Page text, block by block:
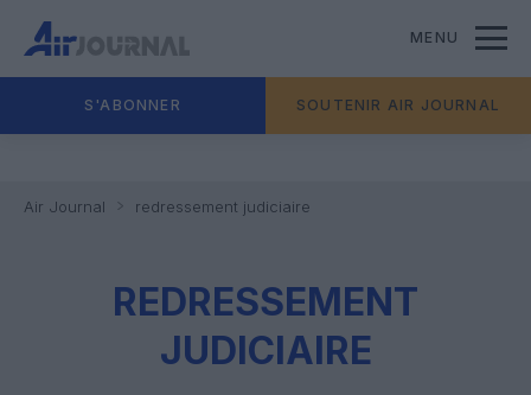
MENU
S'ABONNER SOUTENIR AIR JOURNAL
Air Journal redressement judiciaire
REDRESSEMENT
JUDICIAIRE